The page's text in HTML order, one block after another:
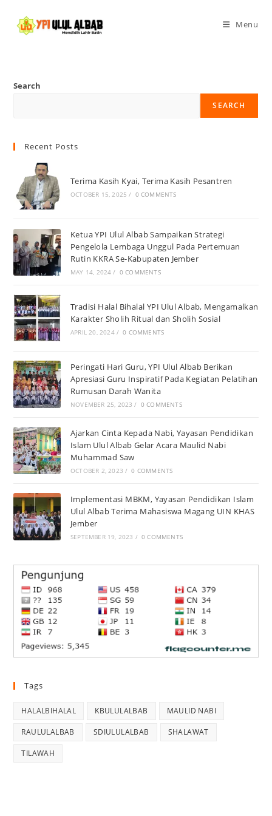
Menu
Search
SEARCH
Recent Posts
Terima Kasih Kyai, Terima Kasih Pesantren
OCTOBER 15, 2025 / 0 COMMENTS
Ketua YPI Ulul Albab Sampaikan Strategi
Pengelola Lembaga Unggul Pada Pertemuan
Rutin KKRA Se-Kabupaten Jember
MAY 14, 2024 / 0 COMMENTS
Tradisi Halal Bihalal YPI Ulul Albab, Mengamalkan
Karakter Sholih Ritual dan Sholih Sosial
APRIL 20, 2024 / 0 COMMENTS
Peringati Hari Guru, YPI Ulul Albab Berikan
Apresiasi Guru Inspiratif Pada Kegiatan Pelatihan
Rumusan Darah Wanita
NOVEMBER 25, 2023 / 0 COMMENTS
Ajarkan Cinta Kepada Nabi, Yayasan Pendidikan
Islam Ulul Albab Gelar Acara Maulid Nabi
Muhammad Saw
OCTOBER 2, 2023 / 0 COMMENTS
Implementasi MBKM, Yayasan Pendidikan Islam
Ulul Albab Terima Mahasiswa Magang UIN KHAS
Jember
SEPTEMBER 19, 2023 / 0 COMMENTS
Tags
HALALBIHALAL KBULULALBAB MAULID NABI
RAULULALBAB SDIULULALBAB SHALAWAT
TILAWAH